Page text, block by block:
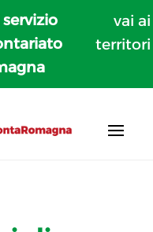
vai ai
territori